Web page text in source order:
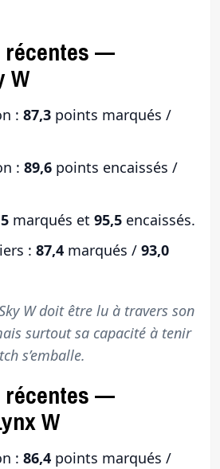
récentes —
W
: 87,3points marqués /
: 89,6points encaissés /
marqués et 95,5encaissés.
: 87,4marqués / 93,0
W doit être lu à travers son
surtout sa capacité à tenir
s’emballe.
récentes —
W
: 86,4points marqués /